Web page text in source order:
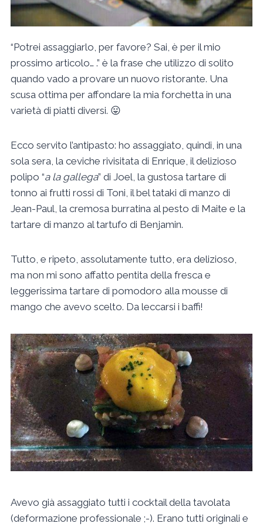
“Potrei assaggiarlo, per favore? Sai, è per il mio
prossimo articolo… .” è la frase che utilizzo di solito
quando vado a provare un nuovo ristorante. Una
scusa ottima per affondare la mia forchetta in una
varietà di piatti diversi. 😛
Ecco servito l’antipasto: ho assaggiato, quindi, in una
sola sera, la ceviche rivisitata di Enrique, il delizioso
polipo “a la gallega” di Joel, la gustosa tartare di
tonno ai frutti rossi di Toni, il bel tataki di manzo di
Jean-Paul, la cremosa burratina al pesto di Maite e la
tartare di manzo al tartufo di Benjamin.
Tutto, e ripeto, assolutamente tutto, era delizioso,
ma non mi sono affatto pentita della fresca e
leggerissima tartare di pomodoro alla mousse di
mango che avevo scelto. Da leccarsi i baffi!
Avevo già assaggiato tutti i cocktail della tavolata
(deformazione professionale ;-). Erano tutti originali e